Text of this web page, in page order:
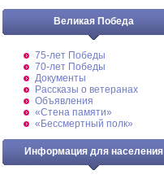
Великая Победа
75-лет Победы
70-лет Победы
Документы
Рассказы о ветеранах
Объявления
«Стена памяти»
«Бессмертный полк»
Информация для населения